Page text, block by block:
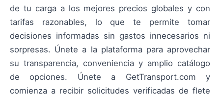
de tu carga a los mejores precios globales y con
tarifas razonables, lo que te permite tomar
decisiones informadas sin gastos innecesarios ni
sorpresas. Únete a la plataforma para aprovechar
su transparencia, conveniencia y amplio catálogo
de opciones. Únete a GetTransport.com y
comienza a recibir solicitudes verificadas de flete